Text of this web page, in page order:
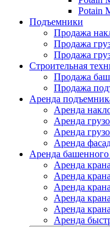
Potain
Подъемники
Продажа
Продажа
Продажа
Строительная
Продажа
Продажа
Аренда
Аренда
Аренда
Аренда
Аренда
Аренда башенного
Аренда
Аренда
Аренда
Аренда
Аренда
Аренда